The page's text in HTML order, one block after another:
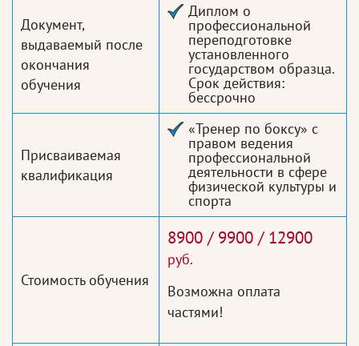
Документ,
выдаваемый после
окончания
обучения
Диплом о
профессиональной
переподготовке
установленного
государством образца.
Срок действия:
бессрочно
Присваиваемая
квалификация
«Тренер по боксу» с
правом ведения
профессиональной
деятельности в сфере
физической культуры и
спорта
Стоимость обучения
8900 / 9900 / 12900
руб.
Возможна оплата
частями!